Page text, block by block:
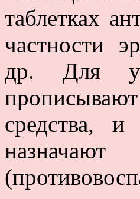
таблетках
частности
др. Для
средства,